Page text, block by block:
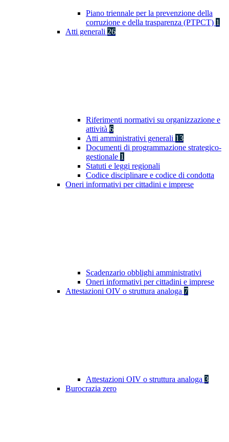
Piano triennale per la prevenzione della
corruzione e della trasparenza (PTPCT) 1
Atti generali 26
Riferimenti normativi su organizzazione e
attività 6
Atti amministrativi generali 13
Documenti di programmazione strategico-
gestionale 1
Statuti e leggi regionali
Codice disciplinare e codice di condotta
Oneri informativi per cittadini e imprese
Scadenzario obblighi amministrativi
Oneri informativi per cittadini e imprese
Attestazioni OIV o struttura analoga 7
Attestazioni OIV o struttura analoga 3
Burocrazia zero